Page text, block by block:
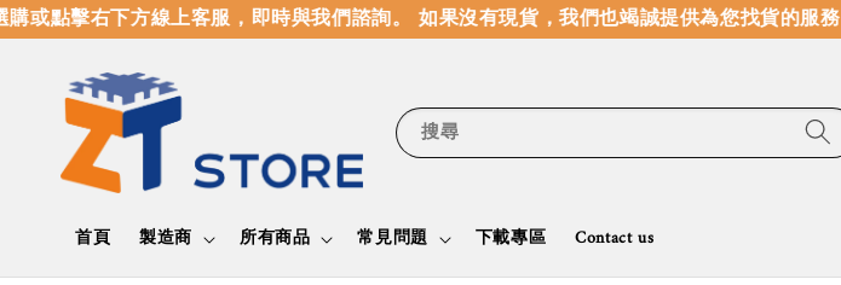
點擊右下方線上客服，即時與我們諮詢。 如果沒有現貨，我們也竭誠提供為您找貨的服務。
搜尋
首頁 製造商 所有商品 常見問題 下載專區 Contact us